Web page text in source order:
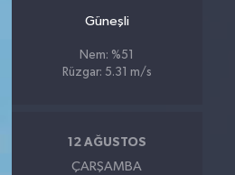
Güneşli
Nem: %51
Rüzgar: 5.31 m/s
12 AĞUSTOS
ÇARŞAMBA